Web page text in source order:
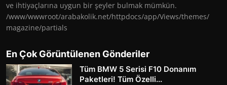
ve ihtiyaçlarına uygun bir şeyler bulmak mümkün.
/www/wwwroot/arabakolik.net/httpdocs/app/Views/themes/
magazine/partials
En Çok Görüntülenen Gönderiler
Tüm BMW 5 Serisi F10 Donanım
Paketleri! Tüm Özelli...